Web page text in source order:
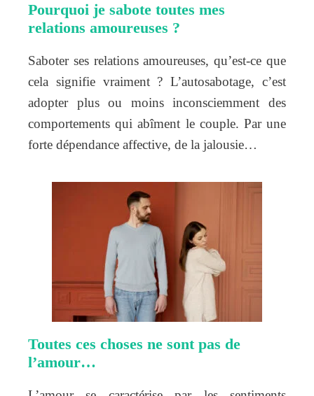
Pourquoi je sabote toutes mes
relations amoureuses ?
Saboter ses relations amoureuses, qu’est-ce que
cela signifie vraiment ? L’autosabotage, c’est
adopter plus ou moins inconsciemment des
comportements qui abîment le couple. Par une
forte dépendance affective, de la jalousie…
Toutes ces choses ne sont pas de
l’amour…